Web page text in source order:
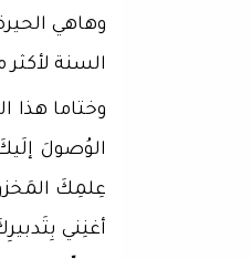
وهاهي
السنة
وختاما هذا
الوُصولَ
عِلمِكَ
أغنِني